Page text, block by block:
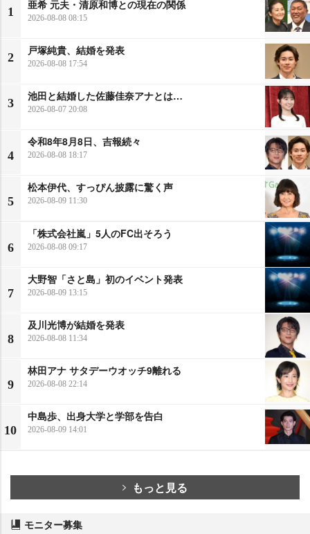
1
亜希 元夫・清原和博との現在の関係
2026-08-08 08:15
2
戸塚純貴、結婚を発表
2026-08-08 17:54
3
池田と結婚した佐藤佳奈アナとは…
2026-08-07 20:08
4
令和8年8月8日、吉報続々
2026-08-08 18:17
5
松本伊代、すっぴん披露に驚く声
2026-08-09 11:30
6
「株式会社嵐」5人のFC出そろう
2026-08-08 09:17
7
大野智「さと島」初のイベント発表
2026-08-09 13:15
8
及川光博が結婚を発表
2026-08-08 11:34
9
林田アナ サタデーウオッチ9離れる
2026-08-08 22:14
10
中島歩、出身大学と学部を告白
2026-08-09 14:01
もっと見る
モニター募集